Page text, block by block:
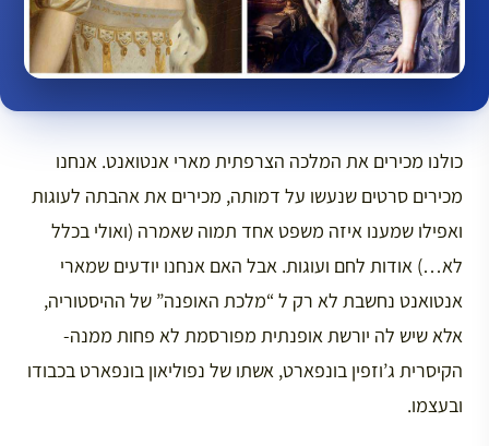
כולנו מכירים את המלכה הצרפתית מארי אנטואנט. אנחנו
מכירים סרטים שנעשו על דמותה, מכירים את אהבתה לעוגות
ואפילו שמענו איזה משפט אחד תמוה שאמרה (ואולי בכלל
לא…) אודות לחם ועוגות. אבל האם אנחנו יודעים שמארי
אנטואנט נחשבת לא רק ל “מלכת האופנה” של ההיסטוריה,
אלא שיש לה יורשת אופנתית מפורסמת לא פחות ממנה-
הקיסרית ג’וזפין בונפארט, אשתו של נפוליאון בונפארט בכבודו
ובעצמו.